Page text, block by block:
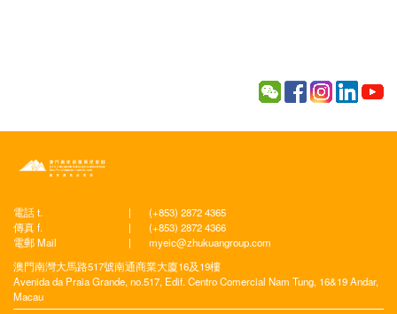
電話 t. |
(+853) 2872 4365
傳真 f.
|
(+853) 2872 4366
電郵 Mail
|
myeic@zhukuangroup.com
澳門南灣大馬路517號南通商業大廈16及19樓
Avenida da Praia Grande, no.517, Edif. Centro Comercial Nam Tung, 16&19 Andar,
Macau